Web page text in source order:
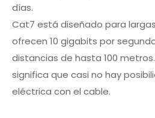
días.
Cat7 está diseñado para
ofrecen 10 gigabits por
distancias de hasta 100
significa que casi no hay
eléctrica con el cable.